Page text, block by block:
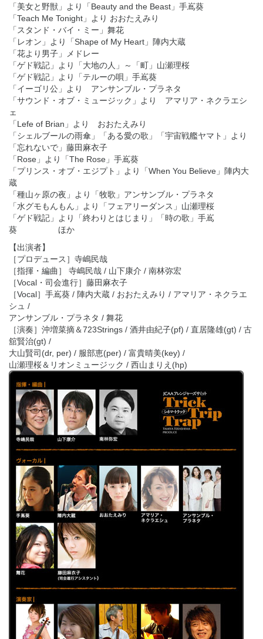
「美女と野獣」より「Beauty and the Beast」手嶌葵
「Teach Me Tonight」より おおたえみり
「スタンド・バイ・ミー」舞花
「レオン」より「Shape of My Heart」陣内大蔵
「花より男子」メドレー
「ゲド戦記」より「大地の人」～「町」山瀬理桜
「ゲド戦記」より「テルーの唄」手嶌葵
「イーゴリ公」より アンサンブル・プラネタ
「サウンド・オブ・ミュージック」より アマリア・ネクラエシ
ェ
「Lefe of Brian」より おおたえみり
「シェルブールの雨傘」「ある愛の歌」「宇宙戦艦ヤマト」より
「忘れないで」藤田麻衣子
「Rose」より「The Rose」手嶌葵
「プリンス・オブ・エジプト」より「When You Believe」陣内大
蔵
「種山ヶ原の夜」より「牧歌」アンサンブル・プラネタ
「水グモもんもん」より「フェアリーダンス」山瀬理桜
「ゲド戦記」より「終わりとはじまり」「時の歌」手嶌
葵 ほか
【出演者】
［プロデュース］寺嶋民哉
［指揮・編曲］ 寺嶋民哉 / 山下康介 / 南林弥宏
［Vocal・司会進行］藤田麻衣子
［Vocal］手嶌葵 / 陣内大蔵 / おおたえみり / アマリア・ネクラエ
シュ /
アンサンブル・プラネタ / 舞花
［演奏］沖増菜摘＆723Strings / 酒井由紀子(pf) / 直居隆雄(gt) / 古
舘賢治(gt) /
大山賢司(dr, per) / 服部恵(per) / 富貴晴美(key) /
山瀬理桜＆リオンミュージック / 西山まりえ(hp)